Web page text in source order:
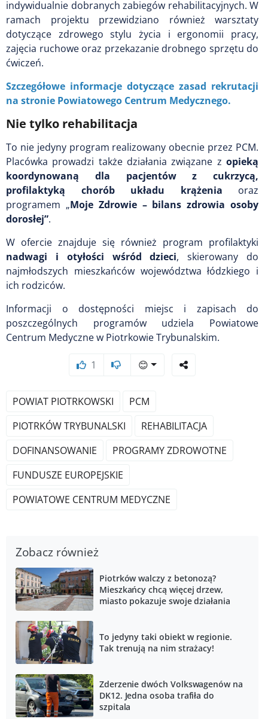
indywidualnie dobranych zabiegów rehabilitacyjnych. W
ramach projektu przewidziano również warsztaty
dotyczące zdrowego stylu życia i ergonomii pracy,
zajęcia ruchowe oraz przekazanie drobnego sprzętu do
ćwiczeń.
Szczegółowe informacje dotyczące zasad rekrutacji
na stronie Powiatowego Centrum Medycznego.
Nie tylko rehabilitacja
To nie jedyny program realizowany obecnie przez PCM.
Placówka prowadzi także działania związane z opieką
koordynowaną dla pacjentów z cukrzycą,
profilaktyką chorób układu krążenia oraz
programem „Moje Zdrowie – bilans zdrowia osoby
dorosłej”.
W ofercie znajduje się również program profilaktyki
nadwagi i otyłości wśród dzieci, skierowany do
najmłodszych mieszkańców województwa łódzkiego i
ich rodziców.
Informacji o dostępności miejsc i zapisach do
poszczególnych programów udziela Powiatowe
Centrum Medyczne w Piotrkowie Trybunalskim.
1 😊
POWIAT PIOTRKOWSKI
PCM
PIOTRKÓW TRYBUNALSKI
REHABILITACJA
DOFINANSOWANIE
PROGRAMY ZDROWOTNE
FUNDUSZE EUROPEJSKIE
POWIATOWE CENTRUM MEDYCZNE
Zobacz również
Piotrków walczy z betonozą?
Mieszkańcy chcą więcej drzew,
miasto pokazuje swoje działania
To jedyny taki obiekt w regionie.
Tak trenują na nim strażacy!
Zderzenie dwóch Volkswagenów na
DK12. Jedna osoba trafiła do
szpitala